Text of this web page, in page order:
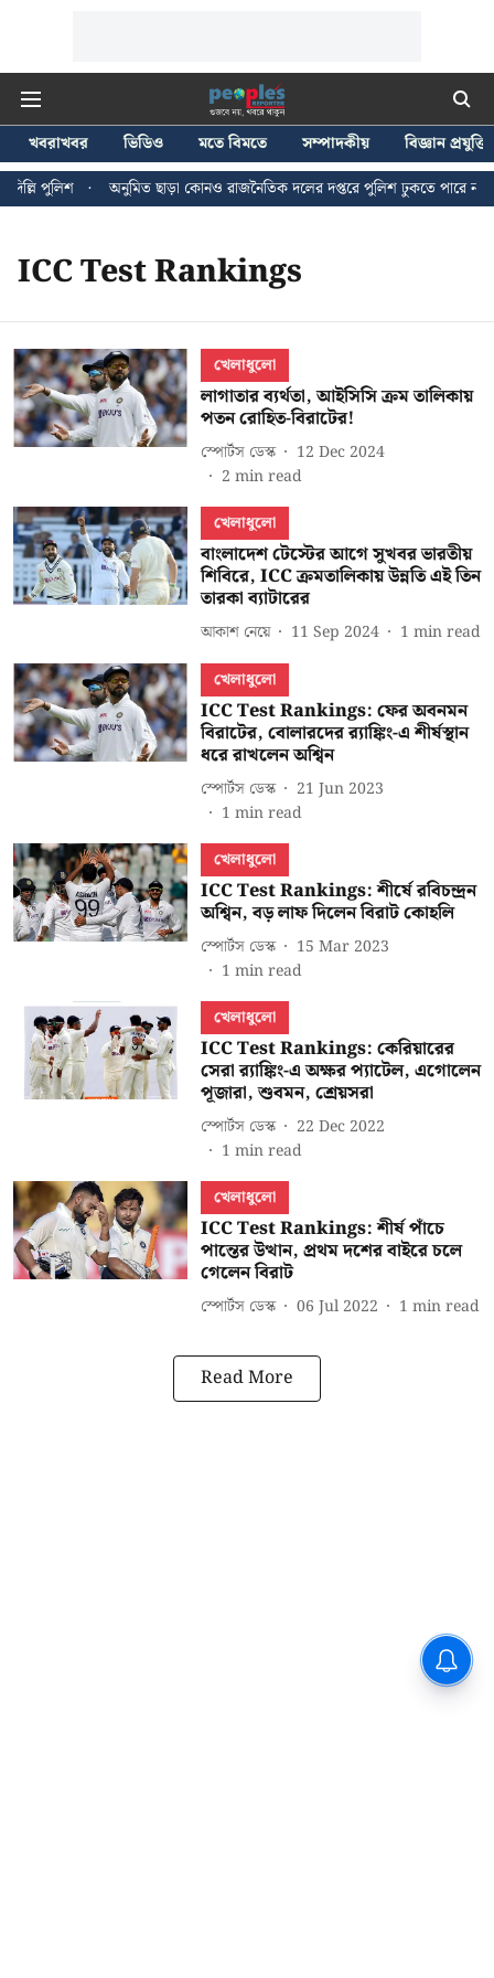
খবরাখবর ভিডিও মতে বিমতে সম্পাদকীয়
বিজ্ঞান প্রযুক্তি
পুলিশ
অনুমিত ছাড়া কোনও রাজনৈতিক দলের দপ্তরে পুলিশ ঢুকতে পারে না -
ICC Test Rankings
খেলাধুলো
লাগাতার ব্যর্থতা, আইসিসি ক্রম তালিকায়
পতন রোহিত-বিরাটের!
স্পোর্টস ডেস্ক
12 Dec 2024
2 min read
খেলাধুলো
বাংলাদেশ টেস্টের আগে সুখবর ভারতীয়
শিবিরে, ICC ক্রমতালিকায় উন্নতি এই তিন
তারকা ব্যাটারের
আকাশ নেয়ে 11 Sep 2024 1 min read
খেলাধুলো
ICC Test Rankings: ফের অবনমন
বিরাটের, বোলারদের র‍্যাঙ্কিং-এ শীর্ষস্থান
ধরে রাখলেন অশ্বিন
স্পোর্টস ডেস্ক
21 Jun 2023
1 min read
খেলাধুলো
ICC Test Rankings: শীর্ষে রবিচন্দ্রন
অশ্বিন, বড় লাফ দিলেন বিরাট কোহলি
স্পোর্টস ডেস্ক
15 Mar 2023
1 min read
খেলাধুলো
ICC Test Rankings: কেরিয়ারের
সেরা র‍্যাঙ্কিং-এ অক্ষর প্যাটেল, এগোলেন
পূজারা, শুবমন, শ্রেয়সরা
স্পোর্টস ডেস্ক
22 Dec 2022
1 min read
খেলাধুলো
ICC Test Rankings: শীর্ষ পাঁচে
পান্তের উত্থান, প্রথম দশের বাইরে চলে
গেলেন বিরাট
স্পোর্টস ডেস্ক 06 Jul 2022 1 min read
Read More